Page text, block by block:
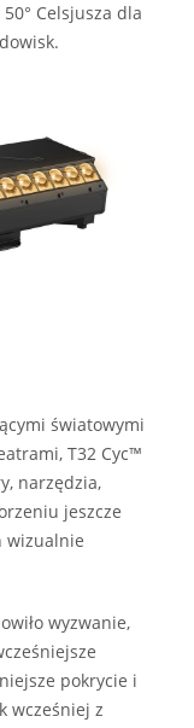
Celsjusza dla
światowymi
T32 Cyc™
narzędzia,
jeszcze
wizualnie
wyzwanie,
pokrycie i
wcześniej z